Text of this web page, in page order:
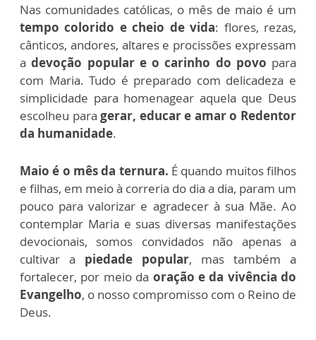
Nas comunidades católicas, o mês de maio é um
tempo colorido e cheio de vida: flores, rezas,
cânticos, andores, altares e procissões expressam
adevoção popular e o carinho do povo para
com Maria. Tudo é preparado com delicadeza e
simplicidade para homenagear aquela que Deus
escolheu paragerar, educar e amar o Redentor
da humanidade.
Maio é o mês da ternura. É quando muitos filhos
e filhas, em meio à correria do dia a dia, param um
pouco para valorizar e agradecer à sua Mãe. Ao
contemplar Maria e suas diversas manifestações
devocionais, somos convidados não apenas a
cultivar a piedade popular, mas também a
fortalecer, por meio da oração e da vivência do
Evangelho, o nosso compromisso com o Reino de
Deus.